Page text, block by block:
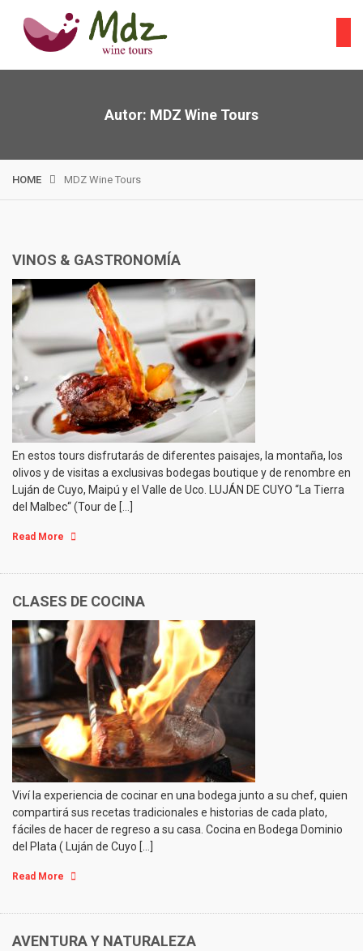
content
Autor: MDZ Wine Tours
HOME MDZ Wine Tours
VINOS & GASTRONOMÍA
En estos tours disfrutarás de diferentes paisajes, la montaña, los
olivos y de visitas a exclusivas bodegas boutique y de renombre en
Luján de Cuyo, Maipú y el Valle de Uco. LUJÁN DE CUYO “La Tierra
del Malbec“ (Tour de […]
Read More
CLASES DE COCINA
Viví la experiencia de cocinar en una bodega junto a su chef, quien
compartirá sus recetas tradicionales e historias de cada plato,
fáciles de hacer de regreso a su casa. Cocina en Bodega Dominio
del Plata ( Luján de Cuyo […]
Read More
AVENTURA Y NATURALEZA